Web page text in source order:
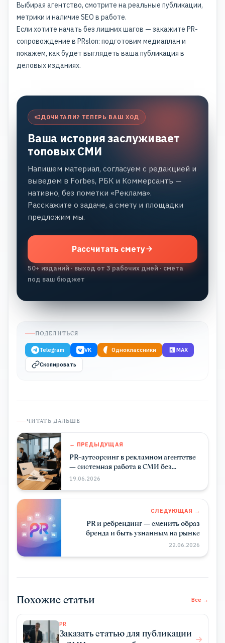
Выбирая агентство, смотрите на реальные публикации,
метрики и наличие SEO в работе.
Если хотите начать без лишних шагов — закажите PR-
сопровождение в PRslon: подготовим медиаплан и
покажем, как будет выглядеть ваша публикация в
деловых изданиях.
ДОЧИТАЛИ? ТЕПЕРЬ ВАШ ХОД
Ваша история заслуживает
топовых СМИ
Напишем материал, согласуем с редакцией и
выведем в Forbes, РБК и Коммерсантъ —
нативно, без пометки «Реклама».
Расскажите о задаче, а смету и площадки
предложим мы.
Рассчитать смету
50+ изданий · выход от 3 рабочих дней · смета
под ваш бюджет
ПОДЕЛИТЬСЯ
Telegram VK Одноклассники MAX
Скопировать
ЧИТАТЬ ДАЛЬШЕ
← ПРЕДЫДУЩАЯ
PR-аутсорсинг в рекламном агентстве
— системная работа в СМИ без
штатного отдела
19.06.2026
СЛЕДУЮЩАЯ →
PR и ребрендинг — сменить образ
бренда и быть узнанным на рынке
22.06.2026
Похожие статьи Все →
PR
Заказать статью для публикации